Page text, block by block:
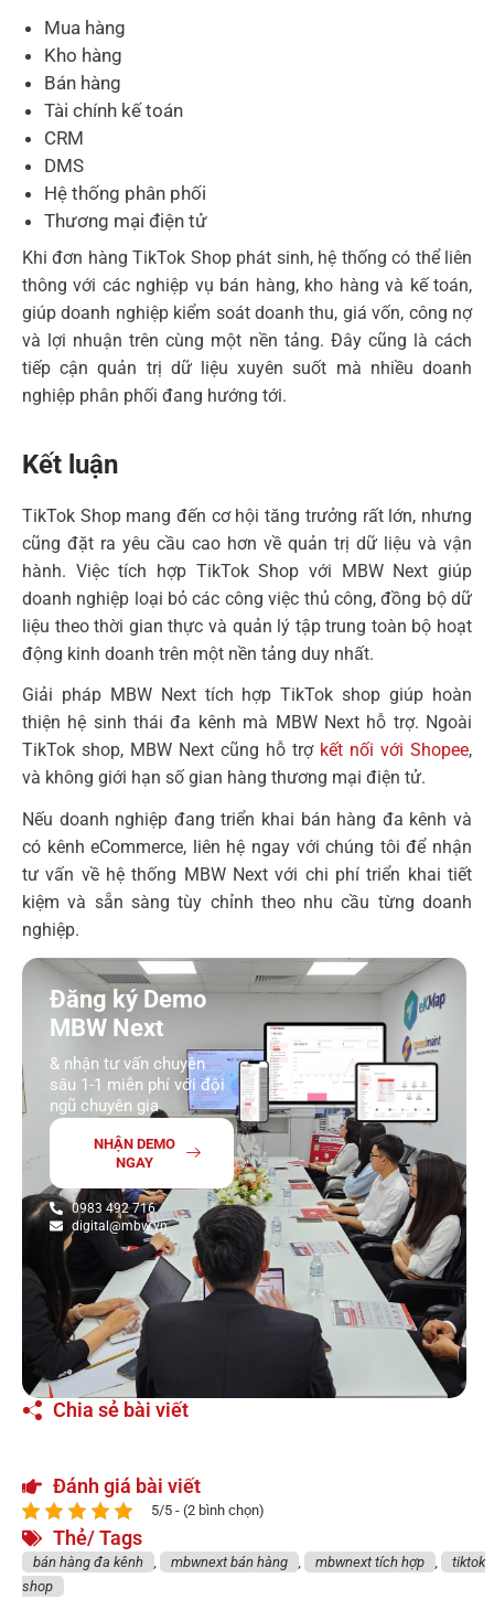
Mua hàng
Kho hàng
Bán hàng
Tài chính kế toán
CRM
DMS
Hệ thống phân phối
Thương mại điện tử
Khi đơn hàng TikTok Shop phát sinh, hệ thống có thể liên
thông với các nghiệp vụ bán hàng, kho hàng và kế toán,
giúp doanh nghiệp kiểm soát doanh thu, giá vốn, công nợ
và lợi nhuận trên cùng một nền tảng. Đây cũng là cách
tiếp cận quản trị dữ liệu xuyên suốt mà nhiều doanh
nghiệp phân phối đang hướng tới.
Kết luận
TikTok Shop mang đến cơ hội tăng trưởng rất lớn, nhưng
cũng đặt ra yêu cầu cao hơn về quản trị dữ liệu và vận
hành. Việc tích hợp TikTok Shop với MBW Next giúp
doanh nghiệp loại bỏ các công việc thủ công, đồng bộ dữ
liệu theo thời gian thực và quản lý tập trung toàn bộ hoạt
động kinh doanh trên một nền tảng duy nhất.
Giải pháp MBW Next tích hợp TikTok shop giúp hoàn
thiện hệ sinh thái đa kênh mà MBW Next hỗ trợ. Ngoài
TikTok shop, MBW Next cũng hỗ trợ kết nối với Shopee,
và không giới hạn số gian hàng thương mại điện tử.
Nếu doanh nghiệp đang triển khai bán hàng đa kênh và
có kênh eCommerce, liên hệ ngay với chúng tôi để nhận
tư vấn về hệ thống MBW Next với chi phí triển khai tiết
kiệm và sẵn sàng tùy chỉnh theo nhu cầu từng doanh
nghiệp.
Đăng ký Demo
MBW Next
& nhận tư vấn chuyên
sâu 1-1 miễn phí với đội
ngũ chuyên gia
NHẬN DEMO
NGAY
0983 492 716
digital@mbw.vn
Chia sẻ bài viết
Đánh giá bài viết
5/5 - (2 bình chọn)
Thẻ/ Tags
bán hàng đa kênh mbwnext bán hàng mbwnext tích hợp
tiktok
shop